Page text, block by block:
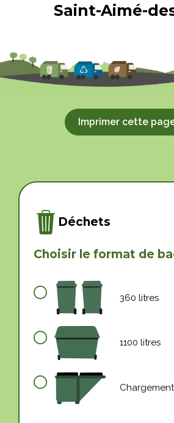
Saint-Aimé-
Imprimer cette
Déchets
Choisir le format de
360 litres
1100 litres